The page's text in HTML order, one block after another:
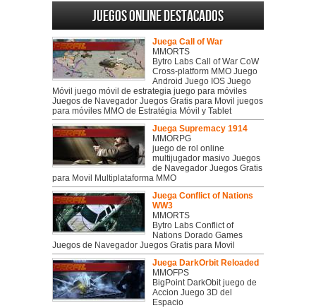
Juegos online destacados
Juega Call of War
MMORTS
Bytro Labs Call of War CoW
Cross-platform MMO Juego
Android Juego IOS Juego
Móvil juego móvil de estrategia juego para móviles
Juegos de Navegador Juegos Gratis para Movil juegos
para móviles MMO de Estratégia Móvil y Tablet
Juega Supremacy 1914
MMORPG
juego de rol online
multijugador masivo Juegos
de Navegador Juegos Gratis
para Movil Multiplataforma MMO
Juega Conflict of Nations
WW3
MMORTS
Bytro Labs Conflict of
Nations Dorado Games
Juegos de Navegador Juegos Gratis para Movil
Juega DarkOrbit Reloaded
MMOFPS
BigPoint DarkObit juego de
Accion Juego 3D del
Espacio